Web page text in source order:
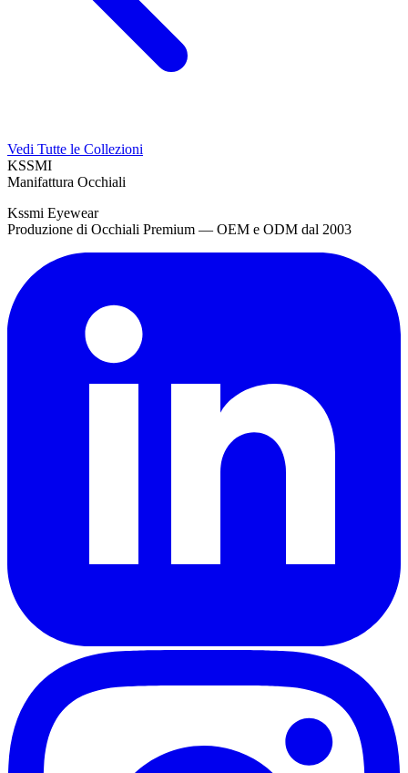
Vedi Tutte le Collezioni
KSSMI
Manifattura Occhiali
Kssmi Eyewear
Produzione di Occhiali Premium — OEM e ODM dal 2003